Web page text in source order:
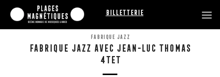
Passer
contenu
Billetterie
FABRIQUE JAZZ
FABRIQUE JAZZ AVEC JEAN-LUC THOMAS
4TET